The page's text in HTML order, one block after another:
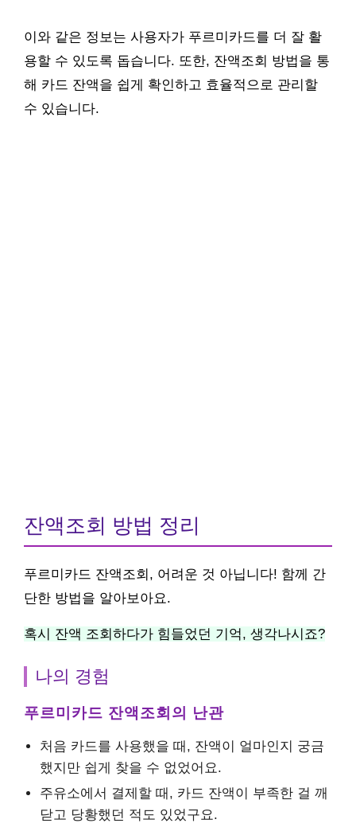
이와 같은 정보는 사용자가 푸르미카드를 더 잘 활
용할 수 있도록 돕습니다. 또한, 잔액조회 방법을 통
해 카드 잔액을 쉽게 확인하고 효율적으로 관리할
수 있습니다.
잔액조회 방법 정리
푸르미카드 잔액조회, 어려운 것 아닙니다! 함께 간
단한 방법을 알아보아요.
혹시 잔액 조회하다가 힘들었던 기억, 생각나시죠?
나의 경험
푸르미카드 잔액조회의 난관
처음 카드를 사용했을 때, 잔액이 얼마인지 궁금
했지만 쉽게 찾을 수 없었어요.
주유소에서 결제할 때, 카드 잔액이 부족한 걸 깨
닫고 당황했던 적도 있었구요.